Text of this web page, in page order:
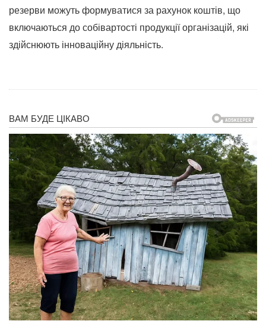
резерви можуть формуватися за рахунок коштів, що
включаються до собівартості продукції організацій, які
здійснюють інноваційну діяльність.